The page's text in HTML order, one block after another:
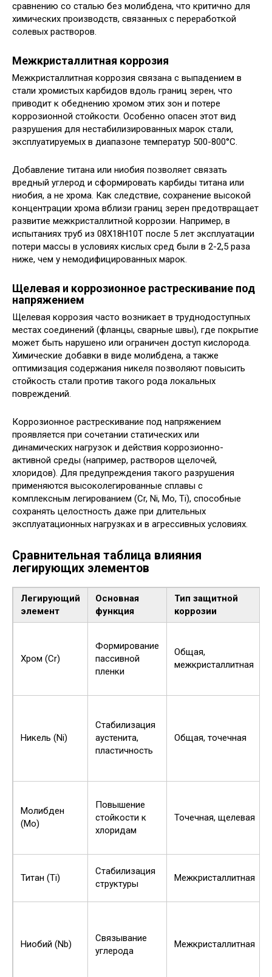
сравнению со сталью без молибдена, что критично для
химических производств, связанных с переработкой
солевых растворов.
Межкристаллитная коррозия
Межкристаллитная коррозия связана с выпадением в
стали хромистых карбидов вдоль границ зерен, что
приводит к обеднению хромом этих зон и потере
коррозионной стойкости. Особенно опасен этот вид
разрушения для нестабилизированных марок стали,
эксплуатируемых в диапазоне температур 500-800°C.
Добавление титана или ниобия позволяет связать
вредный углерод и сформировать карбиды титана или
ниобия, а не хрома. Как следствие, сохранение высокой
концентрации хрома вблизи границ зерен предотвращает
развитие межкристаллитной коррозии. Например, в
испытаниях труб из 08Х18Н10Т после 5 лет эксплуатации
потери массы в условиях кислых сред были в 2-2,5 раза
ниже, чем у немодифицированных марок.
Щелевая и коррозионное растрескивание под
напряжением
Щелевая коррозия часто возникает в труднодоступных
местах соединений (фланцы, сварные швы), где покрытие
может быть нарушено или ограничен доступ кислорода.
Химические добавки в виде молибдена, а также
оптимизация содержания никеля позволяют повысить
стойкость стали против такого рода локальных
повреждений.
Коррозионное растрескивание под напряжением
проявляется при сочетании статических или
динамических нагрузок и действия коррозионно-
активной среды (например, растворов щелочей,
хлоридов). Для предупреждения такого разрушения
применяются высоколегированные сплавы с
комплексным легированием (Cr, Ni, Mo, Ti), способные
сохранять целостность даже при длительных
эксплуатационных нагрузках и в агрессивных условиях.
Сравнительная таблица влияния
легирующих элементов
Легирующий
элемент
Основная
функция
Тип защитной
коррозии
Хром (Cr)
Формирование
пассивной
пленки
Общая,
межкристаллитная
Никель (Ni)
Стабилизация
аустенита,
пластичность
Общая, точечная
Молибден
(Mo)
Повышение
стойкости к
хлоридам
Точечная, щелевая
Титан (Ti)
Стабилизация
структуры
Межкристаллитная
Ниобий (Nb)
Связывание
углерода
Межкристаллитная